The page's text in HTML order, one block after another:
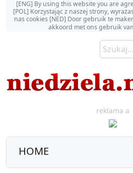
[ENG] By using this website you are
[POL] Korzystając z naszej strony,
nas cookies [NED] Door gebruik te
akkoord met ons gebruik
reklama a
HOME